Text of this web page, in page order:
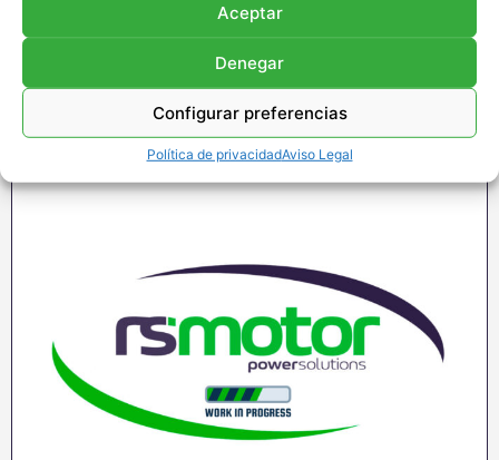
Aceptar
Denegar
Configurar preferencias
Política de privacidadAviso Legal
Solicitar presupuesto